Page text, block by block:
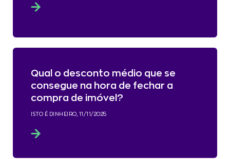
Qual o desconto médio que se
consegue na hora de fechar a
compra de imóvel?
ISTO É DINHEIRO, 11/11/2025